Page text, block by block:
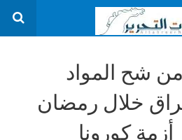
شح المواد
خلال رمضان
كورونا